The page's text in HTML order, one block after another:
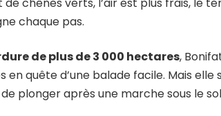
de chênes verts, l’air est plus frais, le
chaque pas.
de plus de 3 000 hectares,
en quête d’une balade facile. Mais elle
plonger après une marche sous le